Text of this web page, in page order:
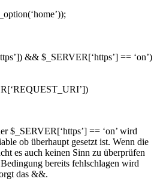
&& $_SERVER[‘https’] == ‘on’)
$_SERVER[‘https’] == ‘on’ wird
ob überhaupt gesetzt ist. Wenn die
es auch keinen Sinn zu überprüfen
bereits fehlschlagen wird
das &&.